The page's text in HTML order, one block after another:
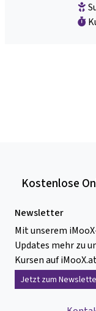
Kostenlose
Newsletter
Mit unserem
Updates mehr zu
Kursen auf
Jetzt zum